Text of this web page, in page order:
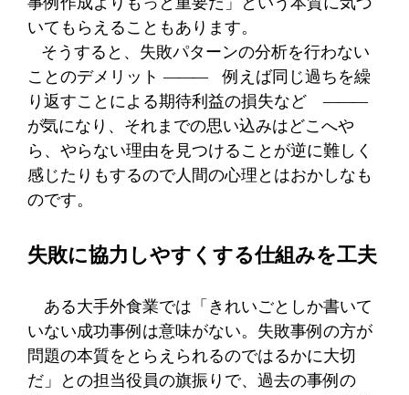
いてもらえることもあります。
そうすると、失敗パターンの分析を行わない
ことのデメリット―――例えば同じ過ちを繰
り返すことによる期待利益の損失など―――
が気になり、それまでの思い込みはどこへや
ら、やらない理由を見つけることが逆に難しく
感じたりもするので人間の心理とはおかしなも
のです。
失敗に協力しやすくする仕組みを工夫
ある大手外食業では「きれいごとしか書いて
いない成功事例は意味がない。失敗事例の方が
問題の本質をとらえられるのではるかに大切
だ」との担当役員の旗振りで、過去の事例の